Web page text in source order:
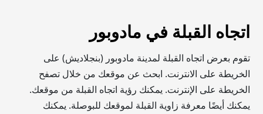
اتجاه القبلة في مادوبور
تقوم بعرض اتجاه القبلة لمدينة مادوبور (بنجلاديش) على
الخريطة على الانترنت. ابحث عن موقعك من خلال تصفح
الخريطة على الإنترنت. يمكنك رؤية اتجاه القبلة من موقعك.
يمكنك أيضًا معرفة زاوية القبلة لموقعك للبوصلة. يمكنك